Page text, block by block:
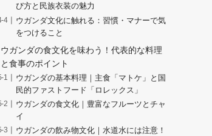
び方と民族衣装の魅力
ウガンダ文化に触れる：習慣・マナーで気
をつけること
ウガンダの食文化を味わう！代表的な料理
と食事のポイント
ウガンダの基本料理｜主食「マトケ」と国
民的ファストフード「ロレックス」
ウガンダの食文化｜豊富なフルーツとチャ
イ
ウガンダの飲み物文化｜水道水には注意！